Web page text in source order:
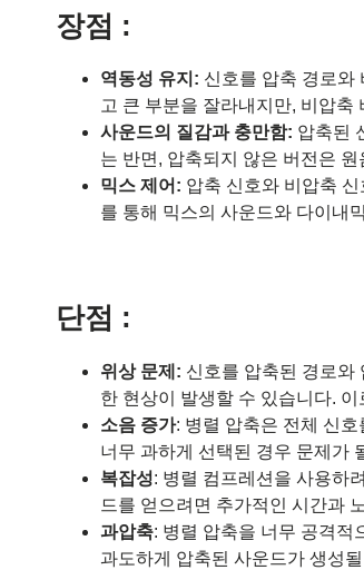
장점 :
역동성 유지: 신호를 압축 경로와
고 큰 부분을 잘라내지만, 비압
사운드의 질감과 충만함: 압축된
는 반면, 압축되지 않은 버전은
믹스 제어: 압축 신호와 비압축
를 통해 믹스의 사운드와 다이내
단점 :
위상 문제: 신호를 압축된 경로와
한 현상이 발생할 수 있습니다.
소음 증가: 병렬 압축은 전체 신
너무 과하게 선택된 경우 문제가
복잡성: 병렬 컴프레션을 사용하
드를 얻으려면 추가적인 시간과
과압축: 병렬 압축을 너무 공격적
과도하게 압축된 사운드가 생성